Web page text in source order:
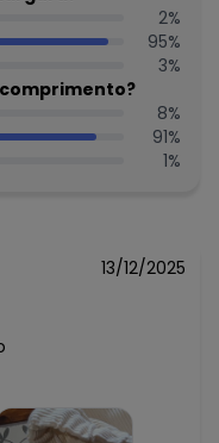
N/D*
N/D*
N/D*
R$ 35,36
N/D*
R$ 38,89
R$ 41,89
2%
95%
3%
8%
91%
1%
13/12/2025